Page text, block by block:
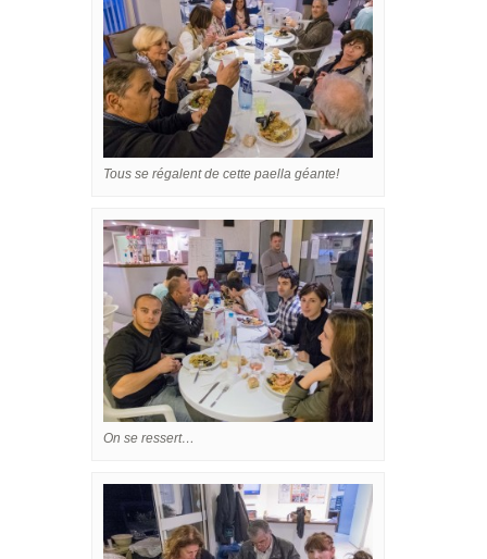
Tous se régalent de cette paella géante!
On se ressert…